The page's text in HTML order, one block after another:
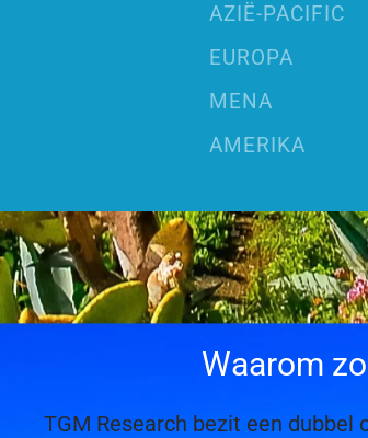
AZIË-PACIFIC
EUROPA
MENA
AMERIKA
Waarom
TGM Research bezit een dubbel